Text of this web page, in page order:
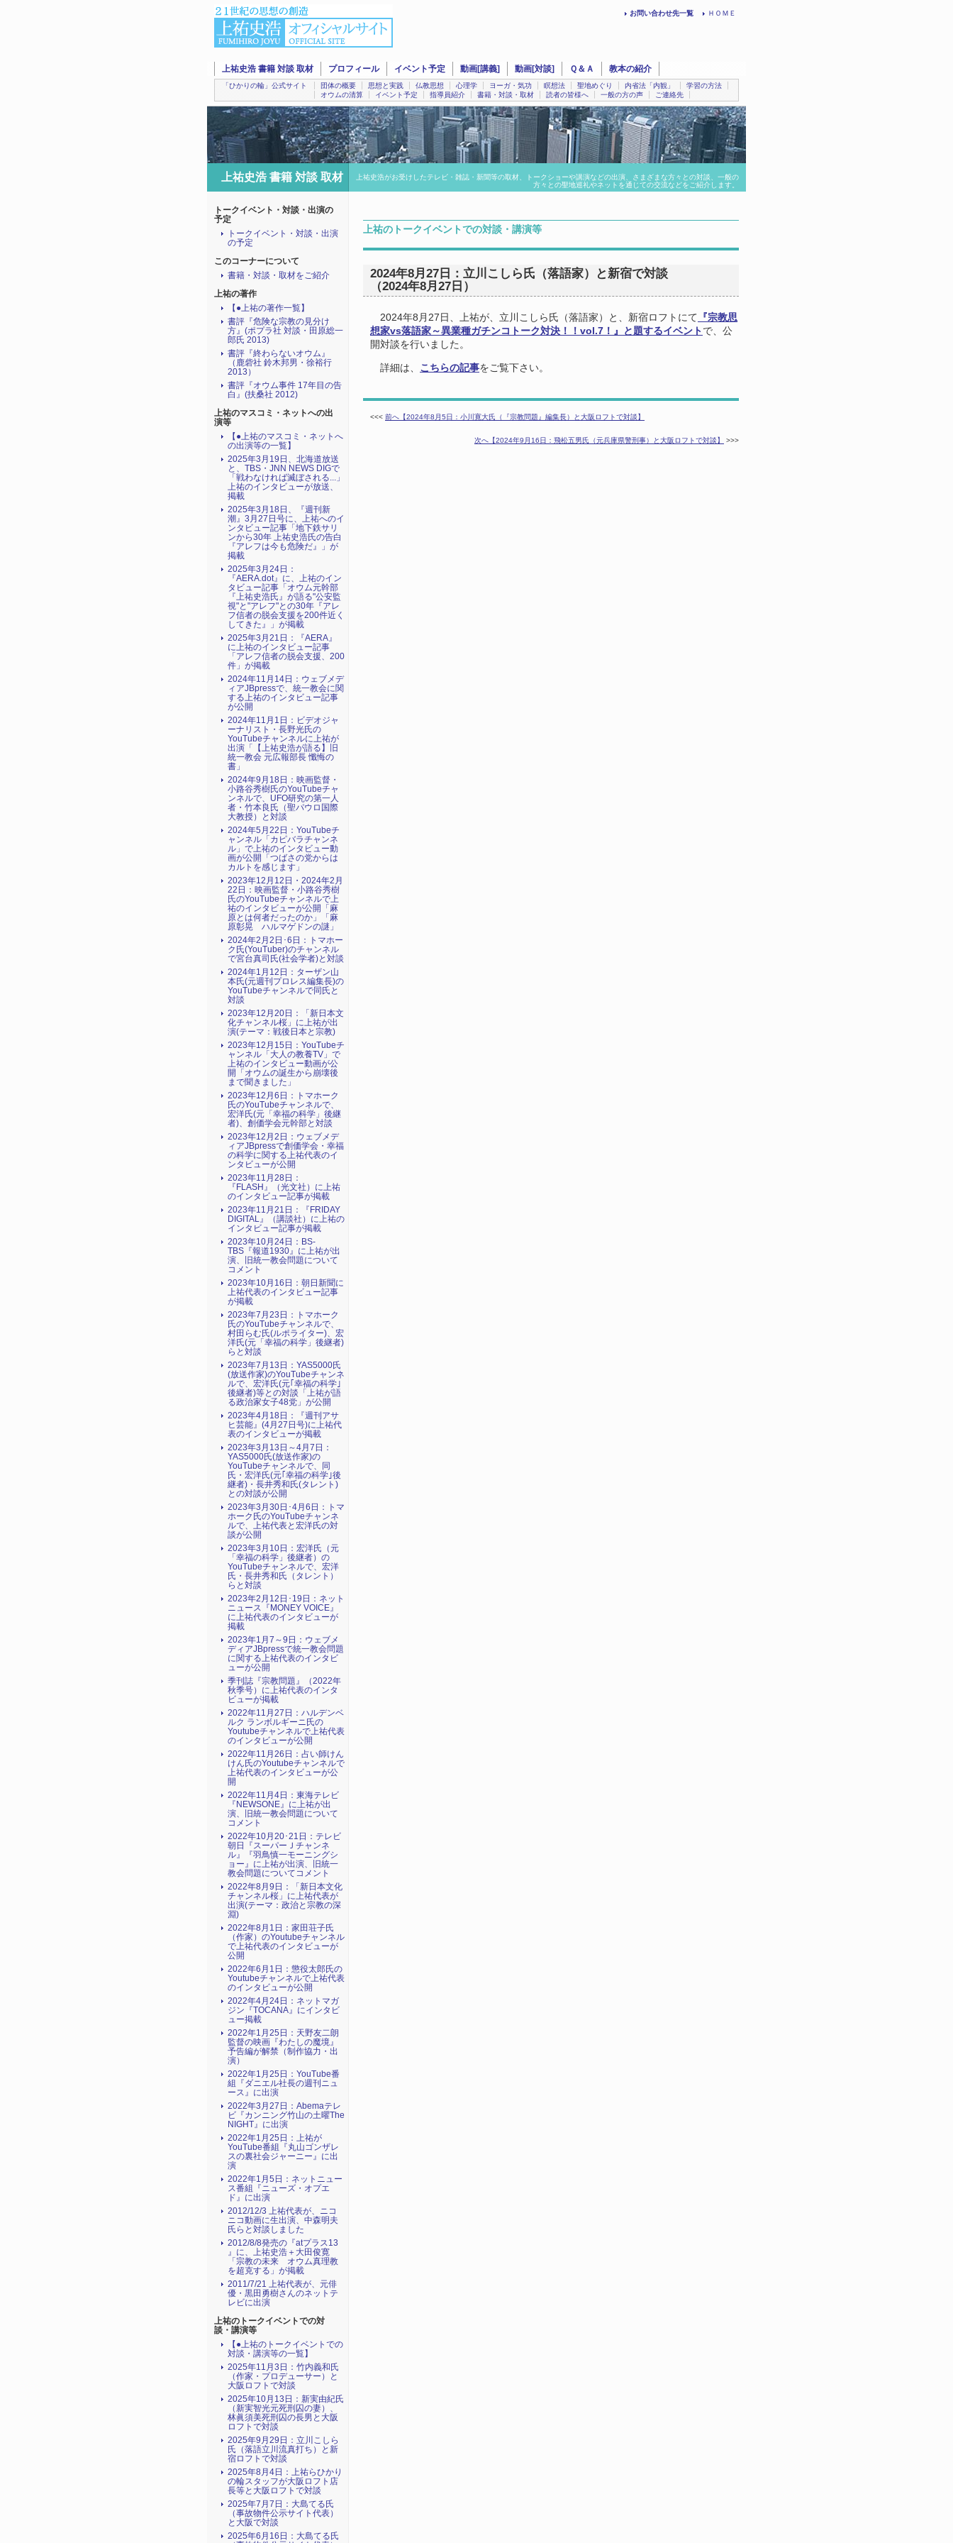
ＨＯＭＥ
お問い合わせ先一覧
上祐史浩 書籍 対談 取材 プロフィール イベント予定 動画[講義] 動画[対談] Ｑ＆Ａ 教本の紹介
「ひかりの輪」公式サイト 団体の概要 思想と実践 仏教思想 心理学 ヨーガ・気功 瞑想法 聖地めぐり 内省法「内観」
学習の方法
オウムの清算
イベント予定 指導員紹介 書籍・対談・取材 読者の皆様へ 一般の方の声 ご連絡先
上祐史浩 書籍 対談 取材
上祐史浩がお受けしたテレビ・雑誌・新聞等の取材、トークショーや講演などの出演、さまざまな方々との対談、一般の
方々との聖地巡礼やネットを通じての交流などをご紹介します。
上祐のトークイベントでの対談・講演等
2024年8月27日：立川こしら氏（落語家）と新宿で対談
（2024年8月27日）
2024年8月27日、上祐が、立川こしら氏（落語家）と、新宿ロフトにて 『宗教思
想家vs落語家～異業種ガチンコトーク対決！！vol.7！』と題するイベント で、公
開対談を行いました。
詳細は、 こちらの記事をご覧下さい。
<<< 前へ【2024年8月5日：小川寛大氏（『宗教問題』編集長）と大阪ロフトで対談】
次へ【2024年9月16日：飛松五男氏（元兵庫県警刑事）と大阪ロフトで対談】 >>>
トークイベント・対談・出演の
予定
トークイベント・対談・出演
の予定
このコーナーについて
書籍・対談・取材をご紹介
上祐の著作
【●上祐の著作一覧】
書評『危険な宗教の見分け
方』(ポプラ社 対談・田原総一
郎氏 2013)
書評『終わらないオウム』
（鹿砦社 鈴木邦男・徐裕行
2013）
書評『オウム事件 17年目の告
白』(扶桑社 2012)
上祐のマスコミ・ネットへの出
演等
【●上祐のマスコミ・ネットへ
の出演等の一覧】
2025年3月19日、北海道放送
と、TBS・JNN NEWS DIGで
「戦わなければ滅ぼされる...」
上祐のインタビューが放送、
掲載
2025年3月18日、『週刊新
潮』3月27日号に、上祐へのイ
ンタビュー記事「地下鉄サリ
ンから30年 上祐史浩氏の告白
『アレフは今も危険だ』」が
掲載
2025年3月24日：
『AERA.dot』に、上祐のイン
タビュー記事「オウム元幹部
『上祐史浩氏』が語る"公安監
視"と"アレフ"との30年『アレ
フ信者の脱会支援を200件近く
してきた』」が掲載
2025年3月21日：『AERA』
に上祐のインタビュー記事
「アレフ信者の脱会支援、200
件」が掲載
2024年11月14日：ウェブメデ
ィアJBpressで、統一教会に関
する上祐のインタビュー記事
が公開
2024年11月1日：ビデオジャ
ーナリスト・長野光氏の
YouTubeチャンネルに上祐が
出演「【上祐史浩が語る】旧
統一教会 元広報部長 懺悔の
書」
2024年9月18日：映画監督・
小路谷秀樹氏のYouTubeチャ
ンネルで、UFO研究の第一人
者・竹本良氏（聖パウロ国際
大教授）と対談
2024年5月22日：YouTubeチ
ャンネル「カピバラチャンネ
ル」で上祐のインタビュー動
画が公開「つばさの党からは
カルトを感じます」
2023年12月12日・2024年2月
22日：映画監督・小路谷秀樹
氏のYouTubeチャンネルで上
祐のインタビューが公開「麻
原とは何者だったのか」「麻
原彰晃 ハルマゲドンの謎」
2024年2月2日･6日：トマホー
ク氏(YouTuber)のチャンネル
で宮台真司氏(社会学者)と対談
2024年1月12日：ターザン山
本氏(元週刊プロレス編集長)の
YouTubeチャンネルで同氏と
対談
2023年12月20日：「新日本文
化チャンネル桜」に上祐が出
演(テーマ：戦後日本と宗教)
2023年12月15日：YouTubeチ
ャンネル「大人の教養TV」で
上祐のインタビュー動画が公
開「オウムの誕生から崩壊後
まで聞きました」
2023年12月6日：トマホーク
氏のYouTubeチャンネルで、
宏洋氏(元「幸福の科学」後継
者)、創価学会元幹部と対談
2023年12月2日：ウェブメデ
ィアJBpressで創価学会・幸福
の科学に関する上祐代表のイ
ンタビューが公開
2023年11月28日：
『FLASH』（光文社）に上祐
のインタビュー記事が掲載
2023年11月21日：『FRIDAY
DIGITAL』（講談社）に上祐の
インタビュー記事が掲載
2023年10月24日：BS-
TBS『報道1930』に上祐が出
演、旧統一教会問題について
コメント
2023年10月16日：朝日新聞に
上祐代表のインタビュー記事
が掲載
2023年7月23日：トマホーク
氏のYouTubeチャンネルで、
村田らむ氏(ルポライター)、宏
洋氏(元「幸福の科学」後継者)
らと対談
2023年7月13日：YAS5000氏
(放送作家)のYouTubeチャンネ
ルで、宏洋氏(元｢幸福の科学｣
後継者)等との対談「上祐が語
る政治家女子48党」が公開
2023年4月18日：『週刊アサ
ヒ芸能』(4月27日号)に上祐代
表のインタビューが掲載
2023年3月13日～4月7日：
YAS5000氏(放送作家)の
YouTubeチャンネルで、同
氏・宏洋氏(元｢幸福の科学｣後
継者)・長井秀和氏(タレント)
との対談が公開
2023年3月30日･4月6日：トマ
ホーク氏のYouTubeチャンネ
ルで、上祐代表と宏洋氏の対
談が公開
2023年3月10日：宏洋氏（元
「幸福の科学」後継者）の
YouTubeチャンネルで、宏洋
氏・長井秀和氏（タレント）
らと対談
2023年2月12日･19日：ネット
ニュース『MONEY VOICE』
に上祐代表のインタビューが
掲載
2023年1月7～9日：ウェブメ
ディアJBpressで統一教会問題
に関する上祐代表のインタビ
ューが公開
季刊誌『宗教問題』（2022年
秋季号）に上祐代表のインタ
ビューが掲載
2022年11月27日：ハルデンベ
ルク ランボルギーニ氏の
Youtubeチャンネルで上祐代表
のインタビューが公開
2022年11月26日：占い師けん
けん氏のYoutubeチャンネルで
上祐代表のインタビューが公
開
2022年11月4日：東海テレビ
『NEWSONE』に上祐が出
演、旧統一教会問題について
コメント
2022年10月20･21日：テレビ
朝日『スーパーＪチャンネ
ル』『羽鳥慎一モーニングシ
ョー』に上祐が出演、旧統一
教会問題についてコメント
2022年8月9日：「新日本文化
チャンネル桜」に上祐代表が
出演(テーマ：政治と宗教の深
淵)
2022年8月1日：家田荘子氏
（作家）のYoutubeチャンネル
で上祐代表のインタビューが
公開
2022年6月1日：懲役太郎氏の
Youtubeチャンネルで上祐代表
のインタビューが公開
2022年4月24日：ネットマガ
ジン『TOCANA』にインタビ
ュー掲載
2022年1月25日：天野友二朗
監督の映画『わたしの魔境』
予告編が解禁（制作協力・出
演）
2022年1月25日：YouTube番
組『ダニエル社長の週刊ニュ
ース』に出演
2022年3月27日：Abemaテレ
ビ『カンニング竹山の土曜The
NIGHT』に出演
2022年1月25日：上祐が
YouTube番組『丸山ゴンザレ
スの裏社会ジャーニー』に出
演
2022年1月5日：ネットニュー
ス番組『ニューズ・オプエ
ド』に出演
2012/12/3 上祐代表が、ニコ
ニコ動画に生出演、中森明夫
氏らと対談しました
2012/8/8発売の『atプラス13
』に、上祐史浩＋大田俊寛
「宗教の未来 オウム真理教
を超克する」が掲載
2011/7/21 上祐代表が、元俳
優・黒田勇樹さんのネットテ
レビに出演
上祐のトークイベントでの対
談・講演等
【●上祐のトークイベントでの
対談・講演等の一覧】
2025年11月3日：竹内義和氏
（作家・プロデューサー）と
大阪ロフトで対談
2025年10月13日：新実由紀氏
（新実智光元死刑囚の妻）、
林眞須美死刑囚の長男と大阪
ロフトで対談
2025年9月29日：立川こしら
氏（落語立川流真打ち）と新
宿ロフトで対談
2025年8月4日：上祐らひかり
の輪スタッフが大阪ロフト店
長等と大阪ロフトで対談
2025年7月7日：大島てる氏
（事故物件公示サイト代表）
と大阪で対談
2025年6月16日：大島てる氏